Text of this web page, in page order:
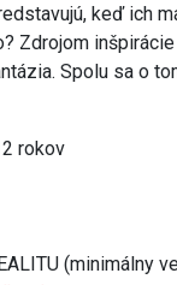
keď ich
Zdrojom
Spolu sa o
rokov
(minimálny